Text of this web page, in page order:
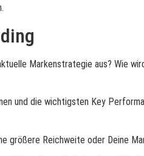
Markenstrategie aus? Wie
und die wichtigsten Key
größere Reichweite oder Deine